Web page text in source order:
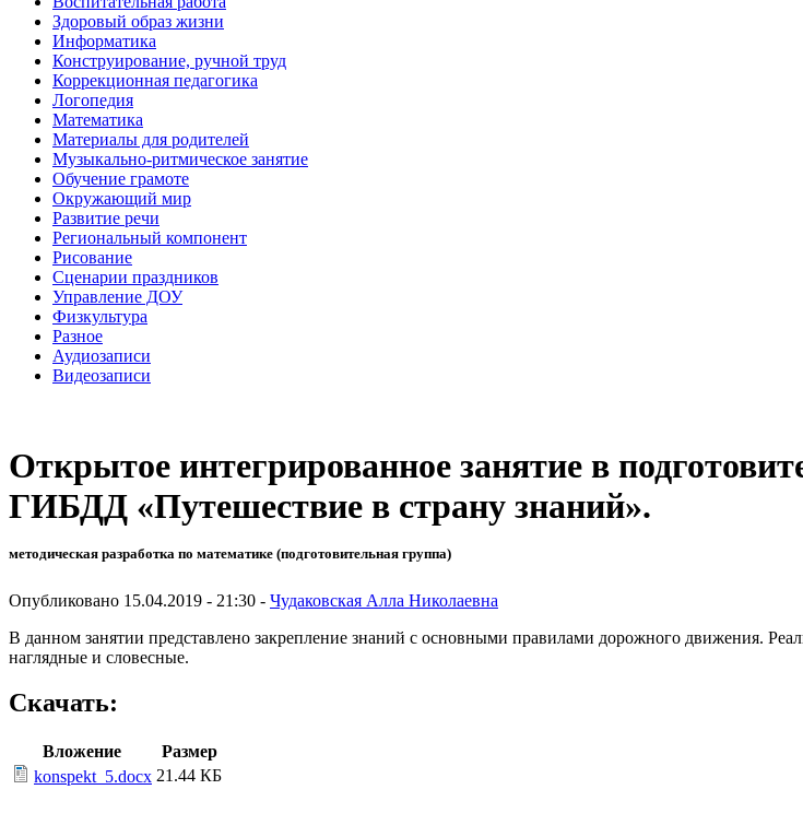
Здоровый образ жизни
Информатика
Конструирование, ручной труд
Коррекционная педагогика
Логопедия
Математика
Материалы для родителей
Музыкально-ритмическое занятие
Обучение грамоте
Окружающий мир
Развитие речи
Региональный компонент
Рисование
Сценарии праздников
Управление ДОУ
Физкультура
Разное
Аудиозаписи
Видеозаписи
Открытое интегрированное занятие в
ГИБДД «Путешествие в страну знаний».
методическая разработка по математике (подготовительная группа)
Опубликовано 15.04.2019 - 21:30 - Чудаковская Алла Николаевна
В данном занятии представлено закрепление знаний с основными правилами дорожного движения.
наглядные и словесные.
Скачать:
Вложение
Размер
konspekt_5.docx 21.44 КБ